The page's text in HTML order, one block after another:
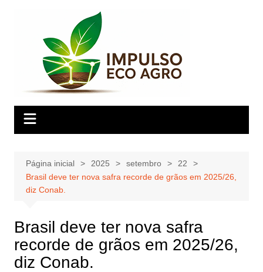
Página inicial 2025 setembro
22
Brasil deve ter nova safra recorde de grãos em 2025/26,
diz Conab.
Brasil deve ter nova safra
recorde de grãos em 2025/26,
diz Conab.